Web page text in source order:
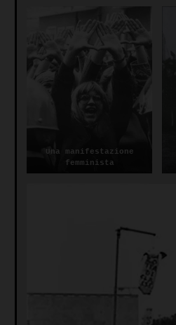
Una manifestazione
femminista